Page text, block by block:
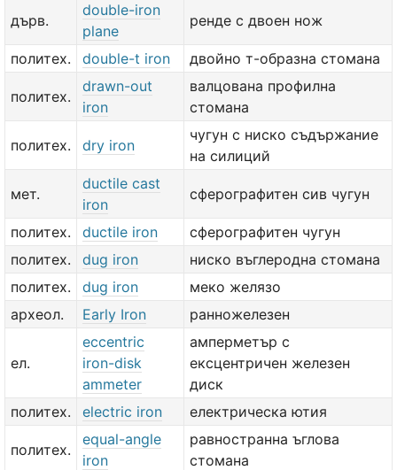
дърв.
double-iron
plane
ренде с двоен нож
политех. double-t iron двойно т-образна стомана
политех.
drawn-out
iron
валцована профилна
стомана
политех. dry iron
чугун с ниско съдържание
на силиций
мет.
ductile cast
iron
сферографитен сив чугун
политех. ductile iron
сферографитен чугун
политех.
dug iron
ниско въглеродна стомана
политех.
dug iron
меко желязо
археол.
Early Iron ранножелезен
ел.
eccentric
iron-disk
ammeter
амперметър с
ексцентричен железен
диск
политех.
electric iron електрическа ютия
политех.
equal-angle
iron
равностранна ъглова
стомана